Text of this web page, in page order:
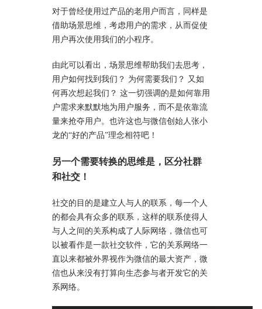
对于曾经使用过产品的老用户而言，同样是
借助场景思维，考虑用户的需求，从而促使
用户再次使用我们的小程序。
由此可以看出，场景思维帮助我们去思考，
用户如何找到我们？ 为何需要我们？ 又如
何再次想起我们？ 这一切强调的是如何靠用
户需求来默默地为用户服务，而不是依靠流
量来抢夺用户。也许这也与微信创始人张小
龙的“好的产品”理念相符吧！
另一个需要转换的思维是，区分社群
和社交！
社交的目的是建立人与人的联系，每一个人
的都会具有众多的联系，这样的联系使得人
与人之间的关系构成了人际网络，微信也可
以被看作是一款社交软件，它的关系网络一
直以来都被外界视作为微信的最大资产，微
信也从来没有打算向生态参与者开发它的关
系网络。